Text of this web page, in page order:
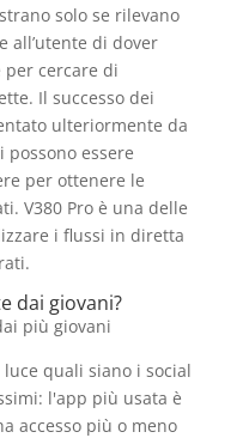
solo se rilevano
all’utente di dover
cercare di
Il successo dei
ulteriormente da
essere
per ottenere le
V380 Pro è una delle
i flussi in diretta
dai giovani?
più giovani
quali siano i social
l'app più usata è
accesso più o meno